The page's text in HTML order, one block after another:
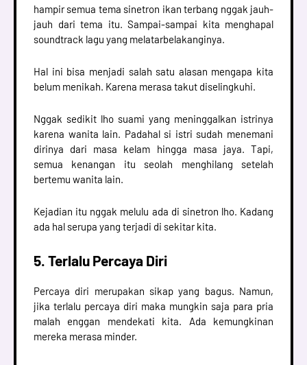
hampir semua tema sinetron ikan terbang nggak jauh-
jauh dari tema itu. Sampai-sampai kita menghapal
soundtrack lagu yang melatarbelakanginya.
Hal ini bisa menjadi salah satu alasan mengapa kita
belum menikah. Karena merasa takut diselingkuhi.
Nggak sedikit lho suami yang meninggalkan istrinya
karena wanita lain. Padahal si istri sudah menemani
dirinya dari masa kelam hingga masa jaya. Tapi,
semua kenangan itu seolah menghilang setelah
bertemu wanita lain.
Kejadian itu nggak melulu ada di sinetron lho. Kadang
ada hal serupa yang terjadi di sekitar kita.
5. Terlalu Percaya Diri
Percaya diri merupakan sikap yang bagus. Namun,
jika terlalu percaya diri maka mungkin saja para pria
malah enggan mendekati kita. Ada kemungkinan
mereka merasa minder.